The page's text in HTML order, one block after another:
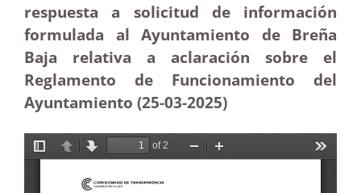
respuesta a solicitud de información
formulada al Ayuntamiento de Breña
Baja relativa a aclaración sobre el
Reglamento de Funcionamiento del
Ayuntamiento (25-03-2025)